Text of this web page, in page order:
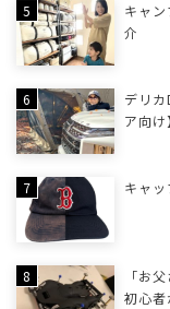
キャ
介
デリ
ア向け
キャ
「お
初心